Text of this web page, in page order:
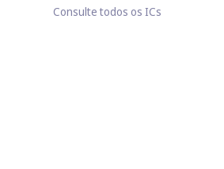
Consulte todos os ICs